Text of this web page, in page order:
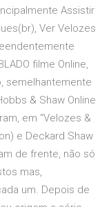
Assistir
Ver Velozes
filme Online,
semelhantemente
& Shaw Online
em “Velozes &
e Deckard Shaw
de frente, não só
mas,
um. Depois de